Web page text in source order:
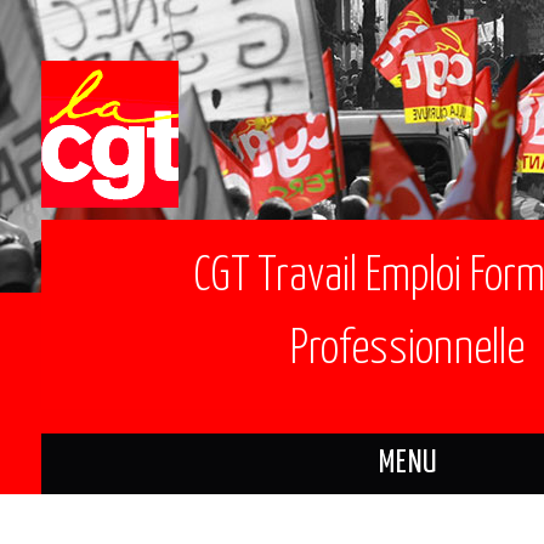
CGT Travail Emploi
Professionnelle
MENU